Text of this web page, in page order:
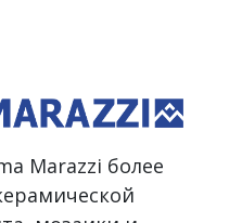
Marazzi более